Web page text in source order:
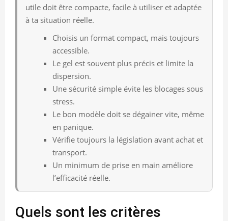
utile doit être compacte, facile à utiliser et adaptée
à ta situation réelle.
Choisis un format compact, mais toujours
accessible.
Le gel est souvent plus précis et limite la
dispersion.
Une sécurité simple évite les blocages sous
stress.
Le bon modèle doit se dégainer vite, même
en panique.
Vérifie toujours la législation avant achat et
transport.
Un minimum de prise en main améliore
l’efficacité réelle.
Quels sont les critères